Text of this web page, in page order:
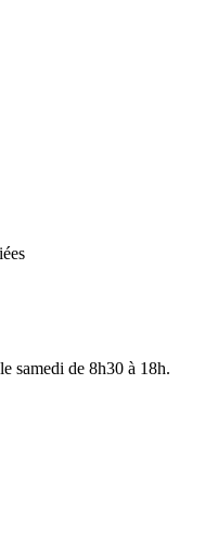
samedi de 8h30 à 18h.